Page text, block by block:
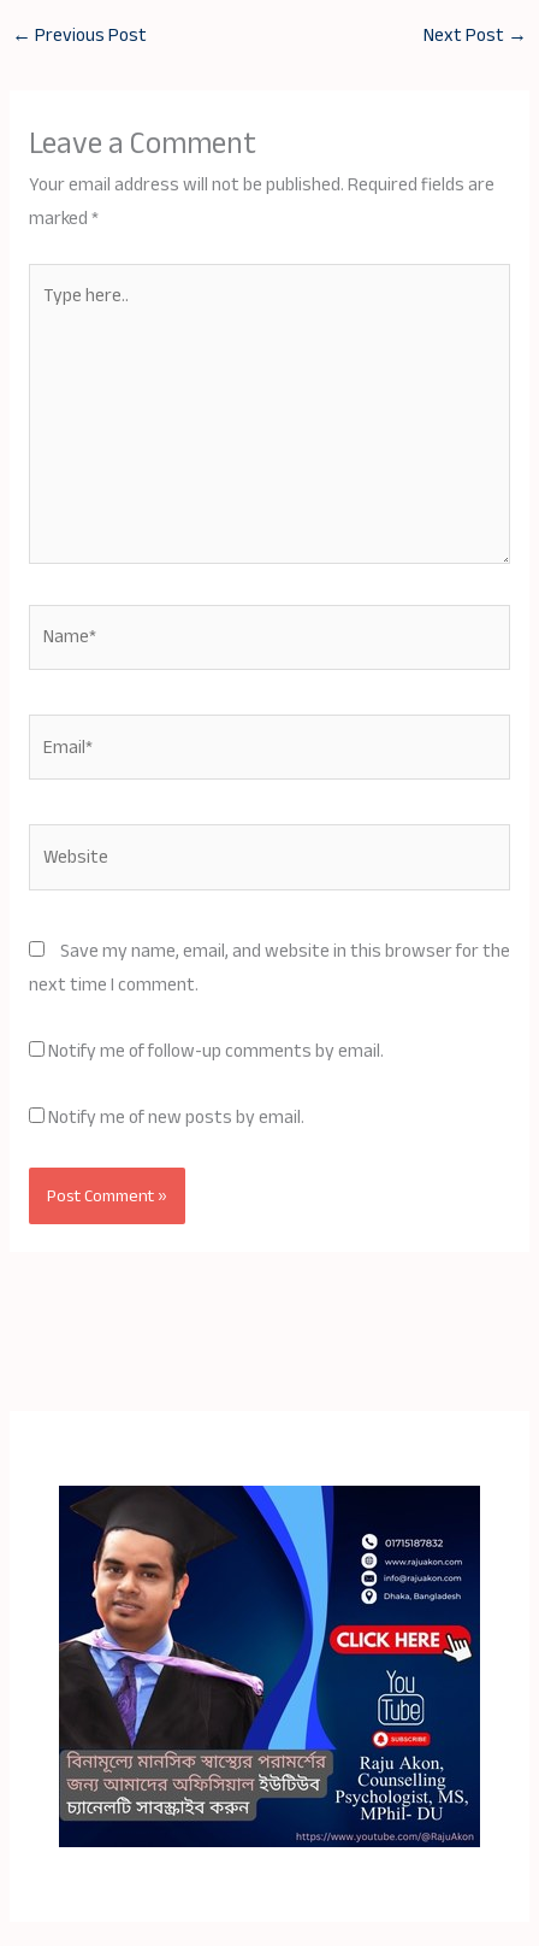
← Previous Post Next Post →
Leave a Comment
Your email address will not be published.Required fields are
marked*
here..
Save my name, email, and website in this browser for the
next time I comment.
Notify me of follow-up comments by email.
Notify me of new posts by email.